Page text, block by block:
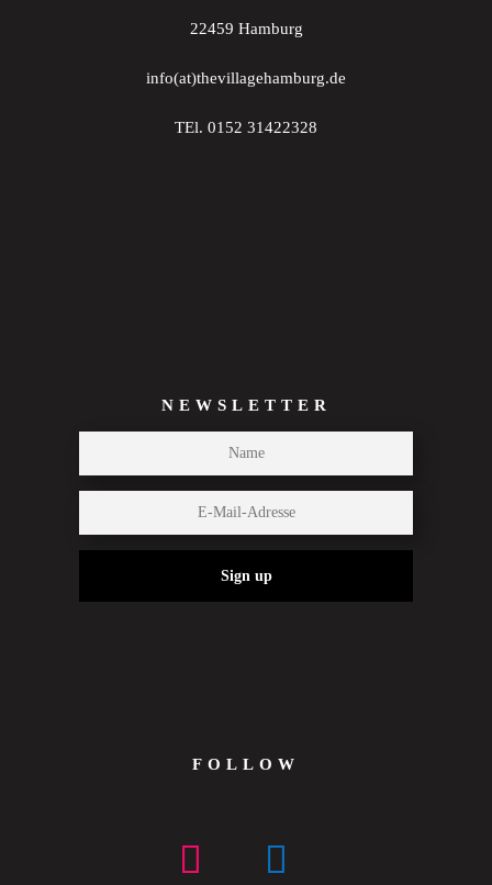
22459 Hamburg
info(at)thevillagehamburg.de
TEl. 0152 31422328
NEWSLETTER
Sign up
FOLLOW